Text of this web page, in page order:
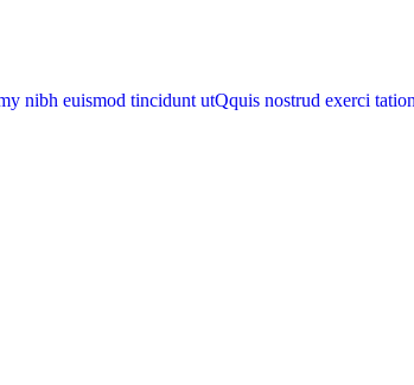
nibh euismod tincidunt utQquis nostrud exerci